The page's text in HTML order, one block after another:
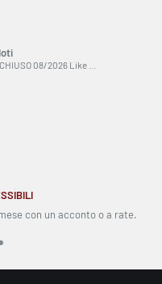
con un acconto o a rate.